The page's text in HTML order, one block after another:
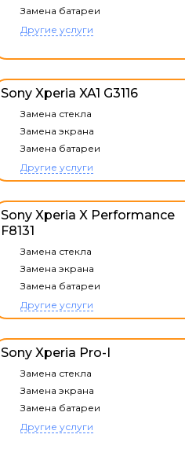
Замена батареи
Другие услуги
Sony Xperia XA1 G3116
Замена стекла
Замена экрана
Замена батареи
Другие услуги
Sony Xperia X Performance
F8131
Замена стекла
Замена экрана
Замена батареи
Другие услуги
Sony Xperia Pro-I
Замена стекла
Замена экрана
Замена батареи
Другие услуги